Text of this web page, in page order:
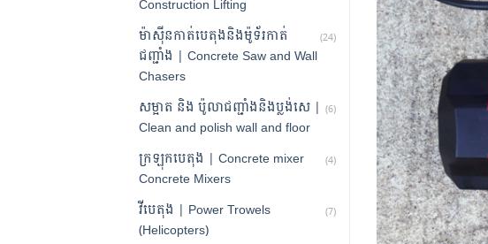
ម៉ាស៊ីនកាត់បេតុងនិងម៉ូទ័រកាត់
ជញ្ជាំង | Concrete Saw and Wall
Chasers
(24)
សម្អាត និង ប៉ូលាជញ្ជាំងនិងប្លង់សេ |
Clean and polish wall and floor
(6)
ក្រឡុកបេតុង | Concrete mixer
Concrete Mixers
(4)
វីបេតុង | Power Trowels
(Helicopters)
(7)